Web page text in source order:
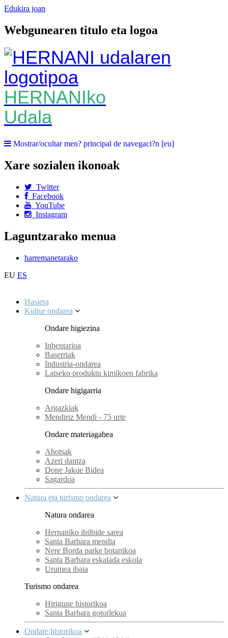
Edukira joan
Webgunearen titulo eta logoa
HERNANIko
Udala
Mostrar/ocultar men? principal de navegaci?n [eu]
Xare sozialen ikonoak
Twitter
Facebook
YouTube
Instagram
Laguntzarako menua
harremanetarako
EU ES
Hasiera
Kultur ondarea
Ondare higiezina
Inbentarioa
Baserriak
Industria-ondarea
Latseko produktu kimikoen fabrika
Ondare higigarria
Argazkiak
Mendiriz Mendi - 75 urte
Ondare materiagabea
Ahotsak
Azeri dantza
Done Jakue Bidea
Sagardoa
Natura eta turismo ondarea
Natura ondarea
Hernaniko ibilbide sarea
Santa Barbara mendia
Nere Borda parke botanikoa
Santa Barbara eskalada eskola
Urumea ibaia
Turismo ondarea
Hirigune historikoa
Santa Barbara gotorlekua
Ondare historikoa